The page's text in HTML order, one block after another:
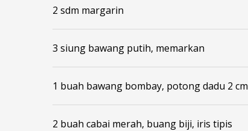
2 sdm margarin
3 siung bawang putih, memarkan
1 buah bawang bombay, potong dadu 2 cm
2 buah cabai merah, buang biji, iris tipis